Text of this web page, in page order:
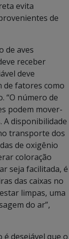
evita
de
de aves
receber
deve
de fatores como
“O número de
podem mover-
disponibilidade
transporte dos
de oxigênio
coloração
seja facilitada, é
das caixas no
limpas, uma
do ar”,
desejável que o